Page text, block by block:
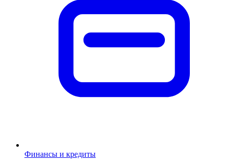
Финансы и кредиты